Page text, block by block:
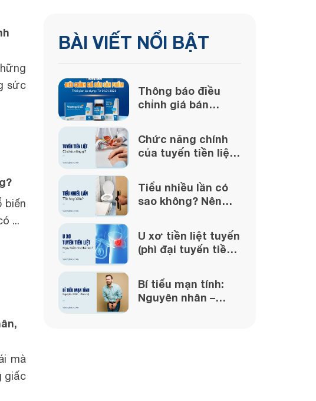
sức
biến
...
mà
giấc
BÀI VIẾT NỔI BẬT
Thông báo điều
chỉnh giá bán
Chức năng chính
của tuyến tiền liệt
Tiểu nhiều lần có
sao không? Nên
U xơ tiền liệt tuyến
(phì đại tuyến tiền
thế nào?
Bí tiểu mạn tính:
Nguyên nhân –